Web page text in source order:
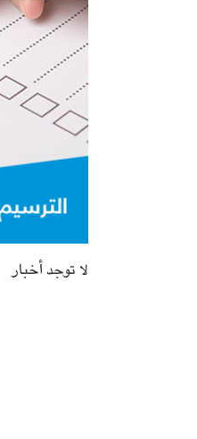
لا توجد أخبار